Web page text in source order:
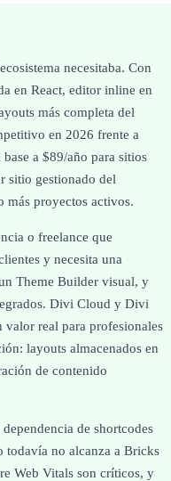
necesitaba. Con
en React, editor inline en
más completa del
en 2026 frente a
a $89/año para sitios
sitio gestionado del
más proyectos activos.
o freelance que
y necesita una
Theme Builder visual, y
Divi Cloud y Divi
valor real para profesionales
layouts almacenados en
de contenido
de shortcodes
todavía no alcanza a Bricks
Web Vitals son críticos, y